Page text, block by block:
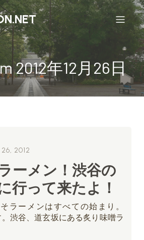
2012年12月26日
26, 2012
ーメン！渋谷の
行って来たよ！
ラーメンはすべての始まり。
渋谷、道玄坂にある炙り味噌ラ